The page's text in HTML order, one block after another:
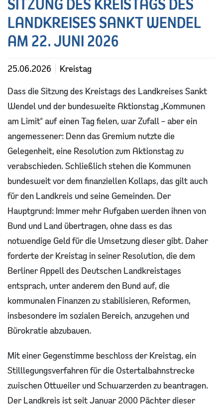
SITZUNG DES KREISTAGS DES
LANDKREISES SANKT WENDEL
AM 22. JUNI 2026
25.06.2026
Kreistag
Dass die Sitzung des Kreistags des Landkreises Sankt
Wendel und der bundesweite Aktionstag „Kommunen
am Limit“ auf einen Tag fielen, war Zufall – aber ein
angemessener: Denn das Gremium nutzte die
Gelegenheit, eine Resolution zum Aktionstag zu
verabschieden. Schließlich stehen die Kommunen
bundesweit vor dem finanziellen Kollaps, das gilt auch
für den Landkreis und seine Gemeinden. Der
Hauptgrund: Immer mehr Aufgaben werden ihnen von
Bund und Land übertragen, ohne dass es das
notwendige Geld für die Umsetzung dieser gibt. Daher
forderte der Kreistag in seiner Resolution, die dem
Berliner Appell des Deutschen Landkreistages
entsprach, unter anderem den Bund auf, die
kommunalen Finanzen zu stabilisieren, Reformen,
insbesondere im sozialen Bereich, anzugehen und
Bürokratie abzubauen.
Mit einer Gegenstimme beschloss der Kreistag, ein
Stilllegungsverfahren für die Ostertalbahnstrecke
zwischen Ottweiler und Schwarzerden zu beantragen.
Der Landkreis ist seit Januar 2000 Pächter dieser
ÖPNV und Ostertalbahn
Zulassungsstelle
Leitbild
Bauen
Soziale Leistungen
Infos für Flüchtlinge und Zugewanderte
Familienportal